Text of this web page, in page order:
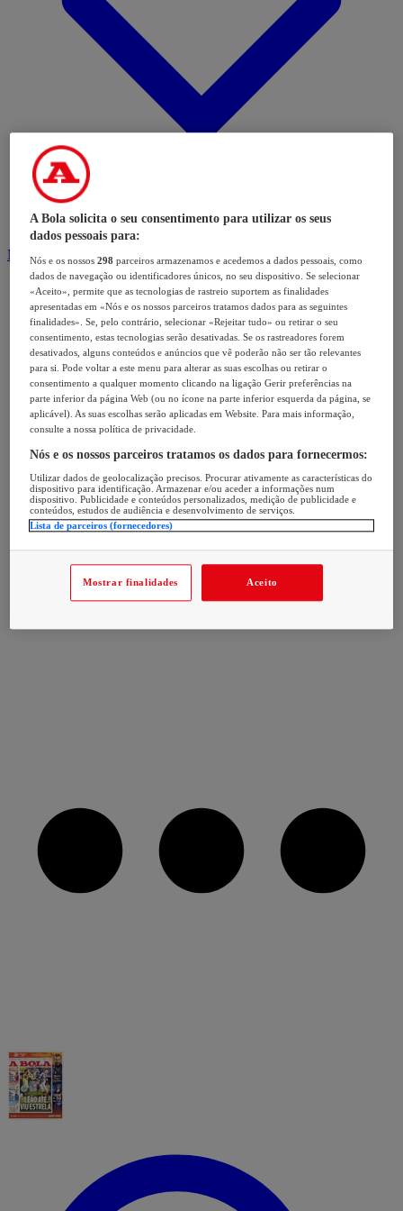
Modalidades
A Bola solicita o seu consentimento para utilizar os seus
dados pessoais para:
Nós e os nossos298 parceiros armazenamos e acedemos a dados pessoais, como
dados de navegação ou identificadores únicos, no seu dispositivo. Se selecionar
«Aceito», permite que as tecnologias de rastreio suportem as finalidades
apresentadas em «Nós e os nossos parceiros tratamos dados para as seguintes
finalidades». Se, pelo contrário, selecionar «Rejeitar tudo» ou retirar o seu
consentimento, estas tecnologias serão desativadas. Se os rastreadores forem
desativados, alguns conteúdos e anúncios que vê poderão não ser tão relevantes
para si. Pode voltar a este menu para alterar as suas escolhas ou retirar o
consentimento a qualquer momento clicando na ligação Gerir preferências na
parte inferior da página Web (ou no ícone na parte inferior esquerda da página, se
aplicável). As suas escolhas serão aplicadas em Website. Para mais informação,
consulte a nossa política de privacidade.
Nós e os nossos parceiros tratamos os dados para fornecermos:
Utilizar dados de geolocalização precisos. Procurar ativamente as características do
dispositivo para identificação. Armazenar e/ou aceder a informações num
dispositivo. Publicidade e conteúdos personalizados, medição de publicidade e
conteúdos, estudos de audiência e desenvolvimento de serviços.
Lista de parceiros (fornecedores)
Mostrar finalidades Aceito